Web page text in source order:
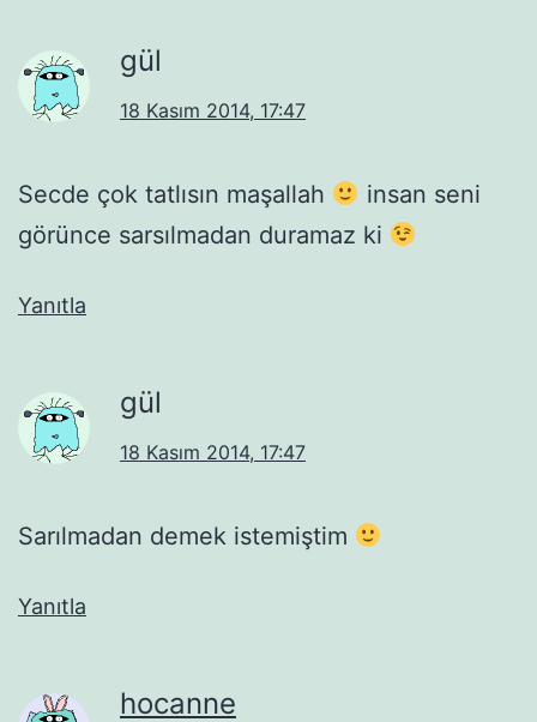
gül
18 Kasım 2014, 17:47
Secde çok tatlısın maşallah
insan seni
görünce sarsılmadan duramaz ki
Yanıtla
gül
18 Kasım 2014, 17:47
Sarılmadan demek istemiştim
Yanıtla
hocanne